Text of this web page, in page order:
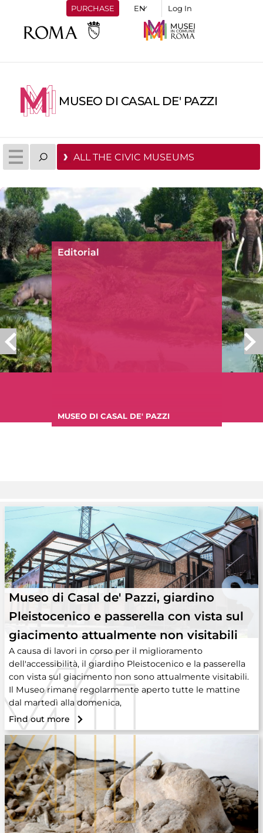
PURCHASE Log In
MUSEO DI CASAL DE' PAZZI
ALL THE CIVIC MUSEUMS
Editorial
MUSEO DI CASAL DE' PAZZI
Museo di Casal de' Pazzi, giardino
Pleistocenico e passerella con vista sul
giacimento attualmente non visitabili
A causa di lavori in corso per il miglioramento
dell'accessibilità, il giardino Pleistocenico e la passerella
con vista sul giacimento non sono attualmente visitabili.
Il Museo rimane regolarmente aperto tutte le mattine
dal martedì alla domenica,
Find out more